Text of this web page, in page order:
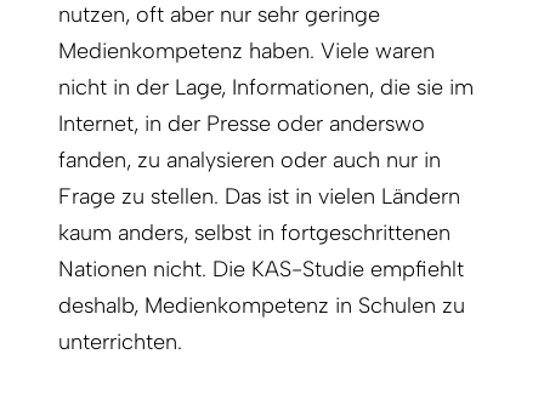
nutzen, oft aber nur sehr geringe
Medienkompetenz haben. Viele waren
nicht in der Lage, Informationen, die sie im
Internet, in der Presse oder anderswo
fanden, zu analysieren oder auch nur in
Frage zu stellen. Das ist in vielen Ländern
kaum anders, selbst in fortgeschrittenen
Nationen nicht. Die KAS-Studie empfiehlt
deshalb, Medienkompetenz in Schulen zu
unterrichten.